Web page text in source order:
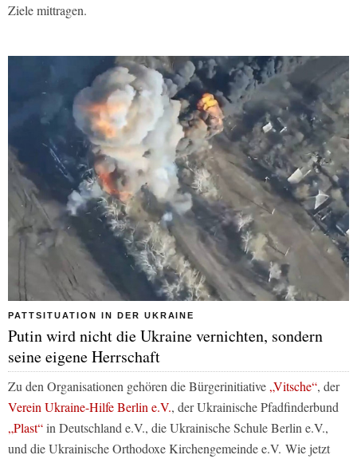
Ziele mittragen.
PATTSITUATION IN DER UKRAINE
Putin wird nicht die Ukraine vernichten, sondern
seine eigene Herrschaft
Zu den Organisationen gehören die Bürgerinitiative „Vitsche“, der
Verein Ukraine-Hilfe Berlin e.V., der Ukrainische Pfadfinderbund
„Plast“in Deutschland e.V., die Ukrainische Schule Berlin e.V.,
und die Ukrainische Orthodoxe Kirchengemeinde e.V. Wie jetzt